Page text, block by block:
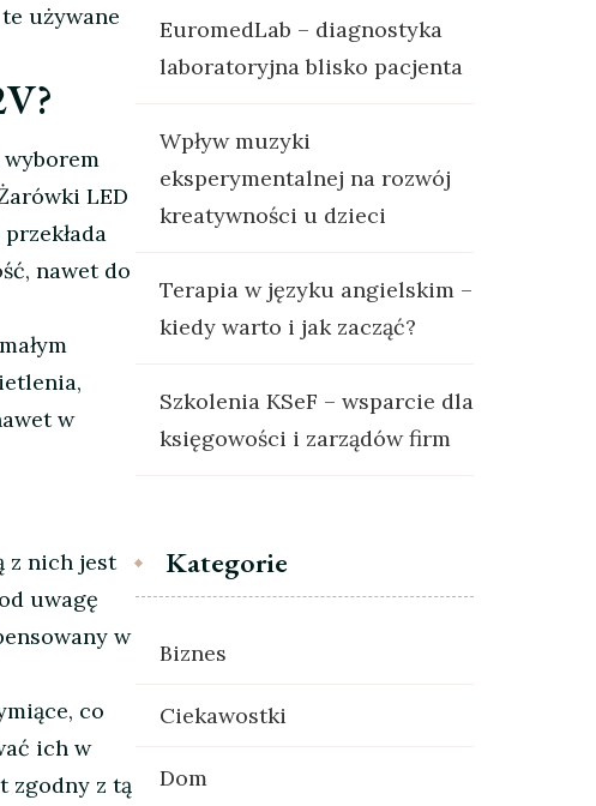
używane
LED
nawet do
w
z nich jest
uwagę
w
co
ich w
zgodny z tą
EuromedLab – diagnostyka
laboratoryjna blisko pacjenta
Wpływ muzyki
eksperymentalnej na rozwój
kreatywności u dzieci
Terapia w języku angielskim –
kiedy warto i jak zacząć?
Szkolenia KSeF – wsparcie dla
księgowości i zarządów firm
Kategorie
Biznes
Ciekawostki
Dom